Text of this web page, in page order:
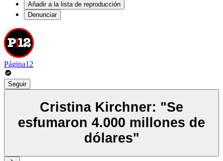
Añadir a la lista de reproducción
Denunciar
Página12
Seguir
Cristina Kirchner: "Se
esfumaron 4.000 millones de
dólares"